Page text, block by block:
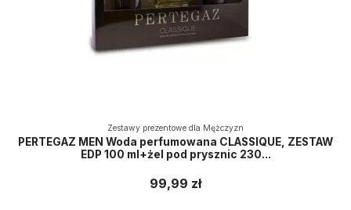
Zestawy prezentowe dla Mężczyzn
PERTEGAZ MEN Woda perfumowana CLASSIQUE, ZESTAW
EDP 100 ml+żel pod prysznic 230...
99,99 zł